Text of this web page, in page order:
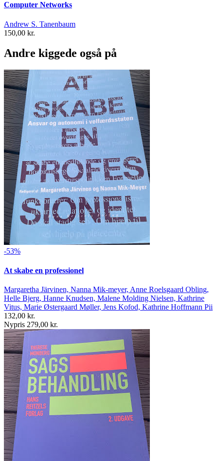
Computer Networks
Andrew S. Tanenbaum
150,00 kr.
Andre kiggede også på
-53%
At skabe en professionel
Margaretha Järvinen, Nanna Mik-meyer, Anne Roelsgaard Obling,
Helle Bjerg, Hanne Knudsen, Malene Molding Nielsen, Kathrine
Vitus, Marie Østergaard Møller, Jens Kofod, Kathrine Hoffmann Pii
132,00 kr.
Nypris 279,00 kr.